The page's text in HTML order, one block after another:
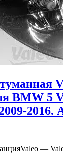
BMW 5
2016.
Valeo —